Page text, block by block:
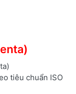
tiêu chuẩn ISO